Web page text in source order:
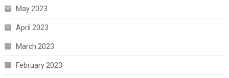
May 2023
April 2023
March 2023
February 2023